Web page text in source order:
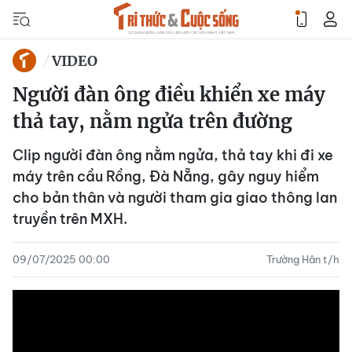
VIDEO
Người đàn ông điều khiển xe máy
thả tay, nằm ngửa trên đường
Clip người đàn ông nằm ngửa, thả tay khi đi xe
máy trên cầu Rồng, Đà Nẵng, gây nguy hiểm
cho bản thân và người tham gia giao thông lan
truyền trên MXH.
09/07/2025 00:00 Trường Hân t/h